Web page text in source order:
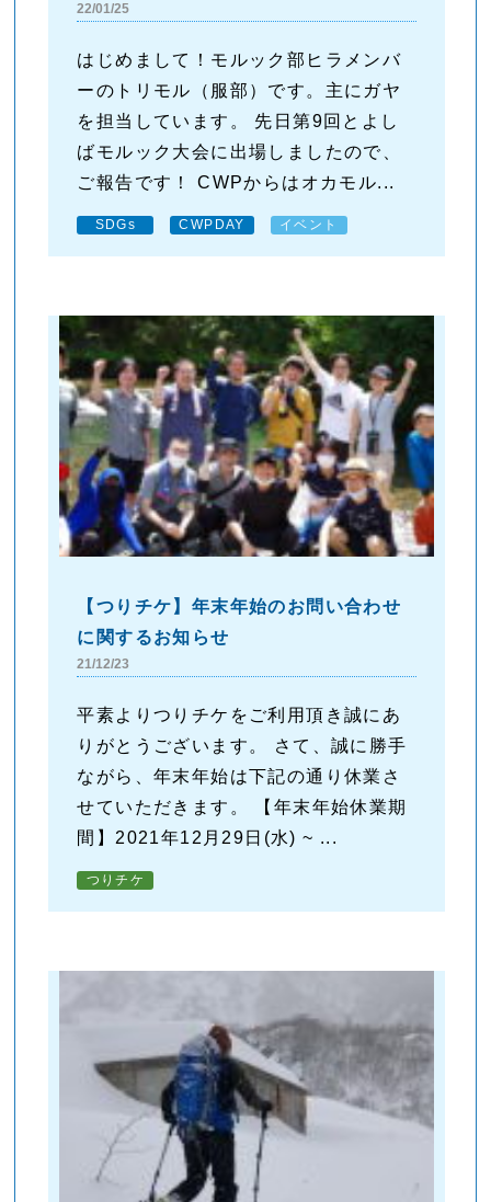
22/01/25
はじめまして！モルック部ヒラメンバ
ーのトリモル（服部）です。主にガヤ
を担当しています。 先日第9回とよし
ばモルック大会に出場しましたので、
ご報告です！ CWPからはオカモル...
SDGs CWPDAY イベント
【つりチケ】年末年始のお問い合わせ
に関するお知らせ
21/12/23
平素よりつりチケをご利用頂き誠にあ
りがとうございます。 さて、誠に勝手
ながら、年末年始は下記の通り休業さ
せていただきます。 【年末年始休業期
間】2021年12月29日(水) ~ ...
つりチケ